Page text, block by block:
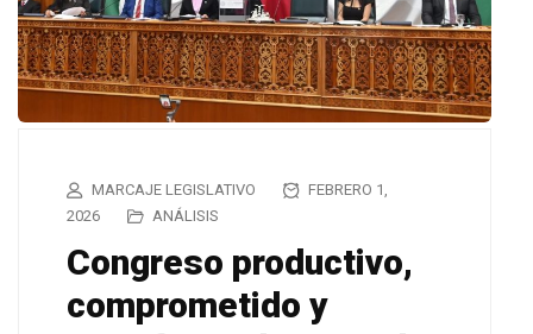
MARCAJE LEGISLATIVO
FEBRERO 1,
2026
ANÁLISIS
Congreso productivo,
comprometido y